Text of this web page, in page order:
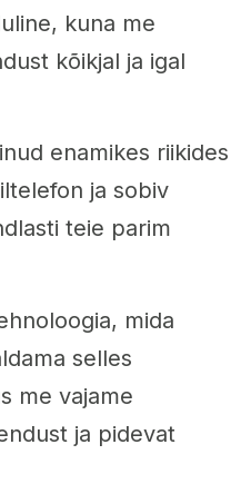
kuna me
kõikjal ja igal
enamikes riikides
ja sobiv
teie parim
mida
selles
me vajame
ja pidevat